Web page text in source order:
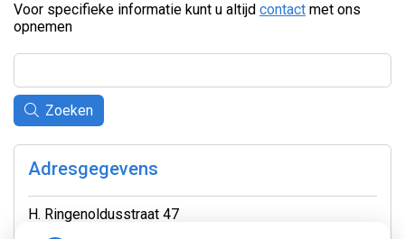
Voor specifieke informatie kunt u altijd contact met ons
opnemen
Zoeken
Adresgegevens
H. Ringenoldusstraat 47